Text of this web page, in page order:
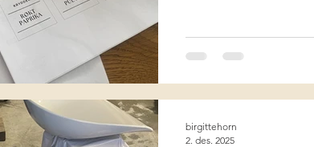
birgittehorn
2. des. 2025